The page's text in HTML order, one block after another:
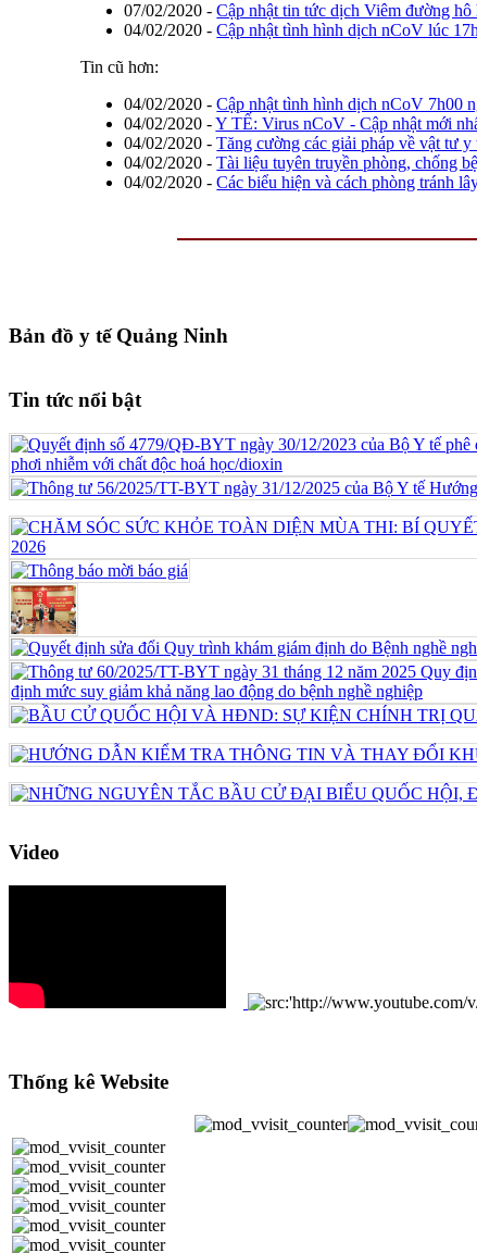
07/02/2020 -Cập nhật tin tức dịch Viêm đường
04/02/2020 -Cập nhật tình hình dịch nCoV lúc
Tin cũ hơn:
04/02/2020 -Cập nhật tình hình dịch nCoV 7h00
04/02/2020 -Y TẾ: Virus nCoV - Cập nhật mới
04/02/2020 -Tăng cường các giải pháp về vật tư y
04/02/2020 -Tài liệu tuyên truyền phòng, chống
04/02/2020 -Các biểu hiện và cách phòng tránh
Bản đồ y tế Quảng Ninh
Tin tức nổi bật
Video
Thống kê Website